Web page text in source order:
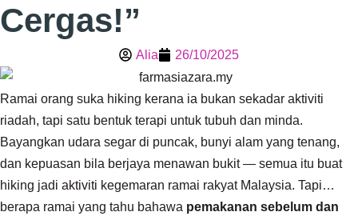
Cergas!”
Alia 26/10/2025
Ramai orang suka hiking kerana ia bukan sekadar aktiviti
riadah, tapi satu bentuk terapi untuk tubuh dan minda.
Bayangkan udara segar di puncak, bunyi alam yang tenang,
dan kepuasan bila berjaya menawan bukit — semua itu buat
hiking jadi aktiviti kegemaran ramai rakyat Malaysia. Tapi…
berapa ramai yang tahu bahawa pemakanan sebelum dan